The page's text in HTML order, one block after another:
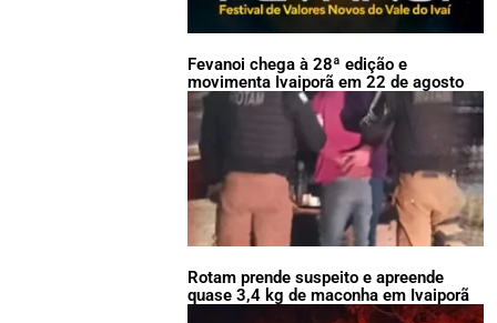
Fevanoi chega à 28ª edição e
movimenta Ivaiporã em 22 de agosto
Rotam prende suspeito e apreende
quase 3,4 kg de maconha em Ivaiporã